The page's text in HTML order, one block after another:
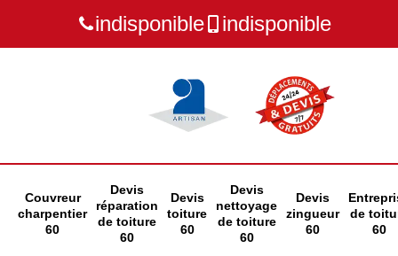
indisponible indisponible
Couvreur
charpentier
60
Devis
réparation
de toiture
60
Devis
toiture
60
Devis
nettoyage
de toiture
60
Devis
zingueur
60
de
60